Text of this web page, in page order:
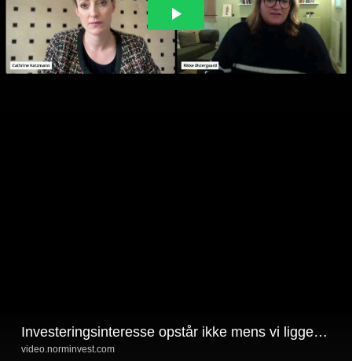
Investeringsinteresse opstår ikke mens vi ligger i maven
video.norminvest.com